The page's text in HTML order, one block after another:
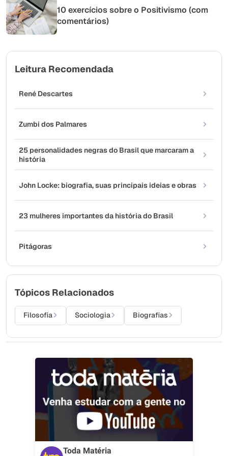
10 exercícios sobre o Positivismo (com
comentários)
Leitura Recomendada
René Descartes
Zumbi dos Palmares
25 personalidades negras do Brasil que marcaram a
história
John Locke: biografia, suas principais ideias e obras
23 mulheres importantes da história do Brasil
Pitágoras
Tópicos Relacionados
Filosofia Sociologia Biografias
Toda Matéria